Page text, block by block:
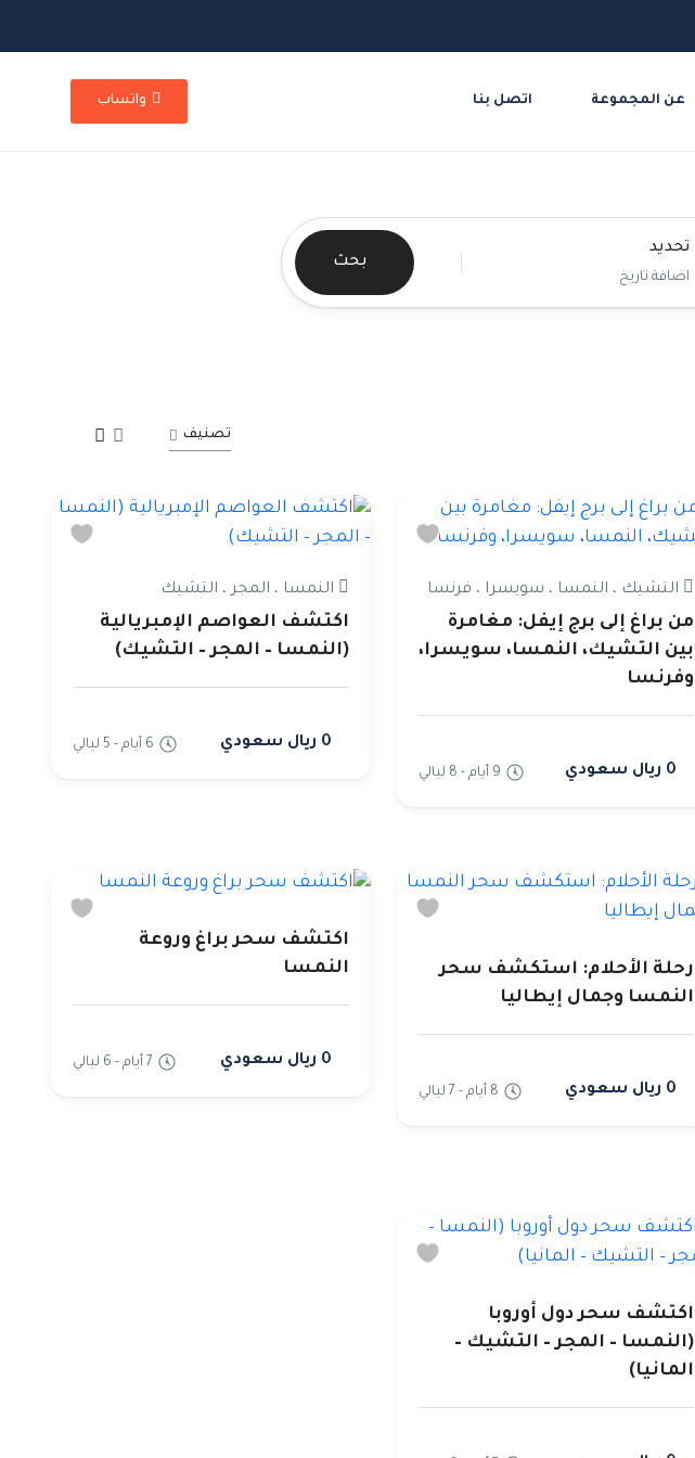
عن المجموعة اتصل بنا واتساب
تحديد
اضافة تاريخ
بحث
تصنيف
التشيك ، النمسا ، سويسرا ، فرنسا
من براغ إلى برج إيفل: مغامرة
بين التشيك، النمسا، سويسرا،
وفرنسا
0 ريال سعودي 9 أيام - 8 ليالي
النمسا ، المجر ، التشيك
اكتشف العواصم الإمبريالية
(النمسا – المجر – التشيك)
0 ريال سعودي 6 أيام - 5 ليالي
رحلة الأحلام: استكشف سحر
النمسا وجمال إيطاليا
0 ريال سعودي 8 أيام - 7 ليالي
اكتشف سحر براغ وروعة
النمسا
0 ريال سعودي 7 أيام - 6 ليالي
اكتشف سحر دول أوروبا
(النمسا – المجر – التشيك –
المانيا)